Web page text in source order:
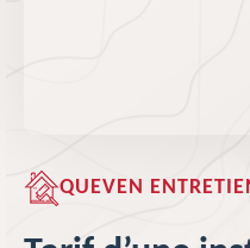
QUEVEN